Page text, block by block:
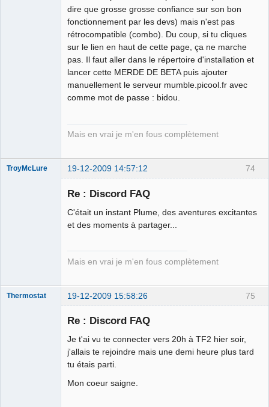
dire que grosse grosse confiance sur son bon
fonctionnement par les devs) mais n'est pas
rétrocompatible (combo). Du coup, si tu cliques
sur le lien en haut de cette page, ça ne marche
pas. Il faut aller dans le répertoire d'installation et
lancer cette MERDE DE BETA puis ajouter
manuellement le serveur mumble.picool.fr avec
comme mot de passe : bidou.
Mais en vrai je m'en fous complètement
74
TroyMcLure 19-12-2009 14:57:12
Re : Discord FAQ
C'était un instant Plume, des aventures excitantes
et des moments à partager...
Mais en vrai je m'en fous complètement
75
Thermostat 19-12-2009 15:58:26
Re : Discord FAQ
Je t'ai vu te connecter vers 20h à TF2 hier soir,
j'allais te rejoindre mais une demi heure plus tard
tu étais parti.
Mon coeur saigne.